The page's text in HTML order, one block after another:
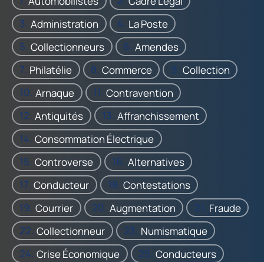
Administration
La Poste
Collectionneurs
Amendes
Philatélie
Commerce
Collection
Arnaque
Contravention
Antiquités
Affranchissement
Consommation Électrique
Controverse
Alternatives
Conducteur
Contestations
Courrier
Augmentation
Fraude
Collectionneur
Numismatique
Crise Économique
Conducteurs